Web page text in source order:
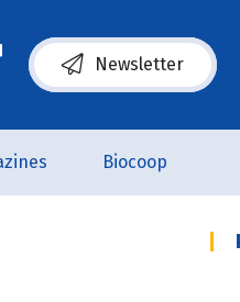
Newsletter
(s’ouvre dans une
Biocoop